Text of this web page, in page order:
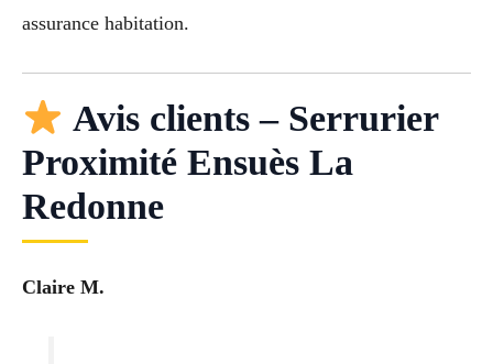
assurance habitation.
Avis clients – Serrurier
Proximité Ensuès La
Redonne
Claire M.